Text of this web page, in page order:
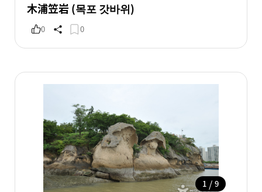
木浦笠岩 (목포 갓바위)
0 0
1 / 9